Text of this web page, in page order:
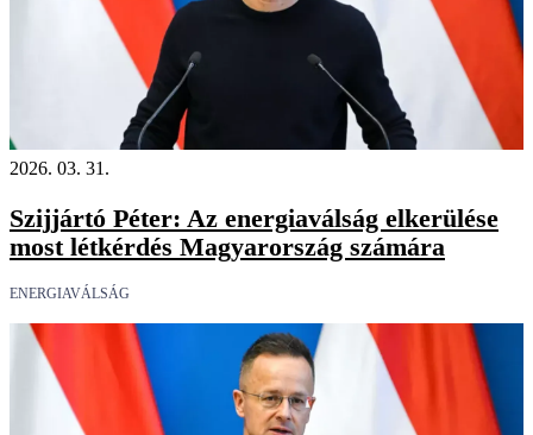
2026. 03. 31.
Szijjártó Péter: Az energiaválság elkerülése
most létkérdés Magyarország számára
ENERGIAVÁLSÁG